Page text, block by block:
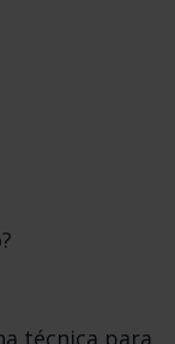
técnica para